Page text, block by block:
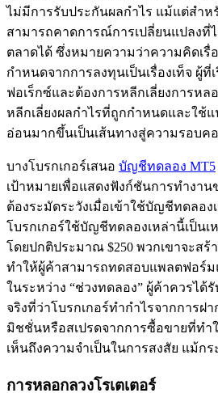
ไม่มีการรับประกันผลกำไร แม้แต่สำ
สามารถคาดการณ์การเปลี่ยนแปลงที่
ตลาดได้ ซึ่งหมายความว่าความคิดเ
กำหนดจากการลงทุนเป็นเรื่องเท็จ ผู้ที่
ฟอเร็กซ์และต้องการหลีกเลี่ยงการหล
หลีกเลี่ยงผลกำไรที่ถูกกำหนดและใช้
อ่อนมากขึ้นเป็นเส้นทางสู่ความรอบค
บางโบรกเกอร์เสนอ บัญชีทดลอง MT5
เป้าหมายเพื่อแสดงฟังก์ชันการทำงา
ต้องระมัดระวังเมื่อเข้าใช้บัญชีทดลอง
โบรกเกอร์ใช้บัญชีทดลองเหล่านี้เป็นเ
โดยปกติประมาณ $250 พวกเขาจะส
ทำให้ผู้ค้าสามารถทดสอบแพลตฟอร์ม
ในระหว่าง “ช่วงทดลอง” ผู้ค้าควรได้
จริงที่ว่าโบรกเกอร์ทำกำไรจากการฝ
มิชชั่นหรือสเปรดจากการซื้อขายที่ทำ
เห็นถึงความจำเป็นในการสงสัย แม้ก
การหลอกลวงโรเตเตอร์